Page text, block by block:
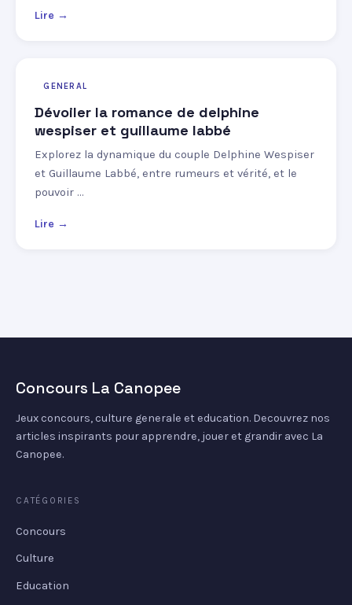
Lire →
GENERAL
Dévoiler la romance de delphine
wespiser et guillaume labbé
Explorez la dynamique du couple Delphine Wespiser
et Guillaume Labbé, entre rumeurs et vérité, et le
pouvoir …
Lire →
Concours La Canopee
Jeux concours, culture generale et education. Decouvrez nos
articles inspirants pour apprendre, jouer et grandir avec La
Canopee.
CATÉGORIES
Concours
Culture
Education